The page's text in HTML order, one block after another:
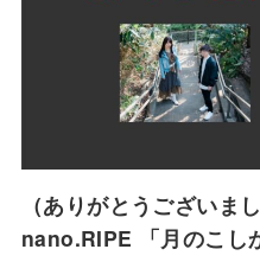
（ありがとうございま
nano.RIPE 「月のこし